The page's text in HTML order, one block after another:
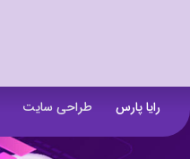
رایا پارس طراحی سایت